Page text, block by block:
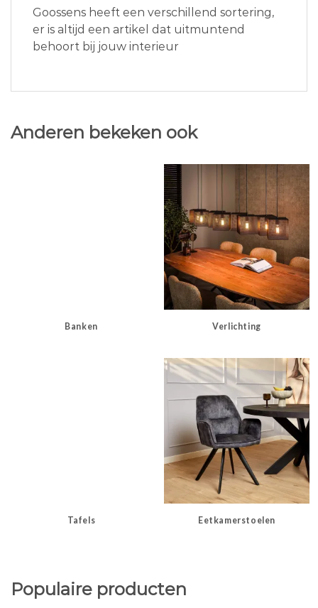
Goossens heeft een verschillend sortering,
er is altijd een artikel dat uitmuntend
behoort bij jouw interieur
Anderen bekeken ook
Banken Verlichting
Tafels Eetkamerstoelen
Populaire producten